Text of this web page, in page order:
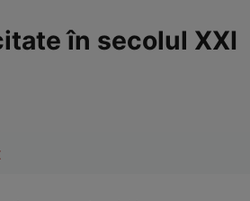
în secolul XXI